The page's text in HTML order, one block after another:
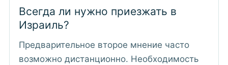
Всегда ли нужно приезжать в
Израиль?
Предварительное второе мнение часто
возможно дистанционно. Необходимость